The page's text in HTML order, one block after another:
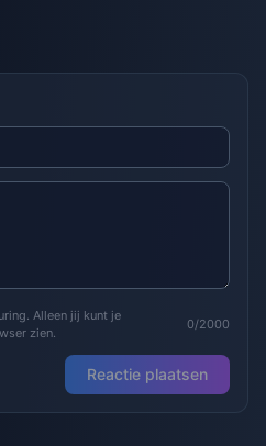
Alleen jij kunt je
zien.
0/2000
Reactie plaatsen